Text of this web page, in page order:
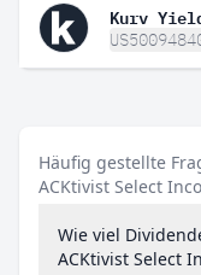
Kurv
Häufig gestellte
ACKtivist Select
Wie viel
ACKtivist Select